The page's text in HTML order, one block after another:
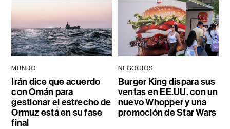
MUNDO
Irán dice que acuerdo
con Omán para
gestionar el estrecho de
Ormuz está en su fase
final
NEGOCIOS
Burger King dispara sus
ventas en EE.UU. con un
nuevo Whopper y una
promoción de Star Wars